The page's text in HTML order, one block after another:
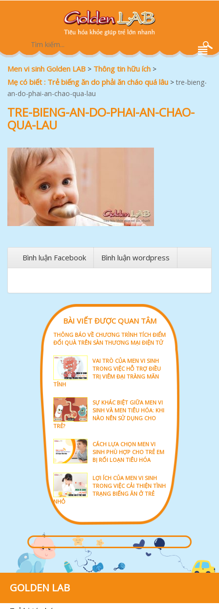
Men vi sinh Golden LAB > Thông tin hữu ích >
Mẹ có biết : Trẻ biếng ăn do phải ăn cháo quá lâu >tre-bieng-
an-do-phai-an-chao-qua-lau
TRE-BIENG-AN-DO-PHAI-AN-CHAO-
QUA-LAU
Bình luận Facebook Bình luận wordpress
BÀI VIẾT ĐƯỢC QUAN TÂM
THÔNG BÁO VỀ CHƯƠNG TRÌNH TÍCH ĐIỂM
ĐỔI QUÀ TRÊN SÀN THƯƠNG MẠI ĐIỆN TỬ
VAI TRÒ CỦA MEN VI SINH
TRONG VIỆC HỖ TRỢ ĐIỀU
TRỊ VIÊM ĐẠI TRÀNG MÃN
TÍNH
SỰ KHÁC BIỆT GIỮA MEN VI
SINH VÀ MEN TIÊU HÓA: KHI
NÀO NÊN SỬ DỤNG CHO
TRẺ?
CÁCH LỰA CHỌN MEN VI
SINH PHÙ HỢP CHO TRẺ EM
BỊ RỐI LOẠN TIÊU HÓA
LỢI ÍCH CỦA MEN VI SINH
TRONG VIỆC CẢI THIỆN TÌNH
TRẠNG BIẾNG ĂN Ở TRẺ
NHỎ
GOLDEN LAB